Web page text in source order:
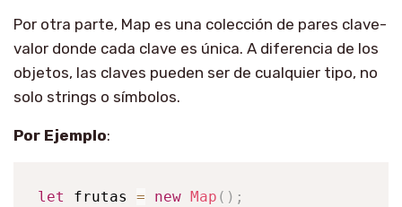
Por otra parte, Map es una colección de pares clave-
valor donde cada clave es única. A diferencia de los
objetos, las claves pueden ser de cualquier tipo, no
solo strings o símbolos.
Por Ejemplo:
let frutas = new Map ( ) ;